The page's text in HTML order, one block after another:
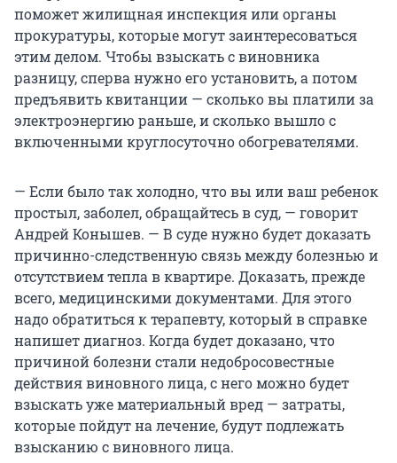
поможет жилищная инспекция или органы
прокуратуры, которые могут заинтересоваться
этим делом. Чтобы взыскать с виновника
разницу, сперва нужно его установить, а потом
предъявить квитанции — сколько вы платили за
электроэнергию раньше, и сколько вышло с
включенными круглосуточно обогревателями.
— Если было так холодно, что вы или ваш ребенок
простыл, заболел, обращайтесь в суд, — говорит
Андрей Конышев. — В суде нужно будет доказать
причинно-следственную связь между болезнью и
отсутствием тепла в квартире. Доказать, прежде
всего, медицинскими документами. Для этого
надо обратиться к терапевту, который в справке
напишет диагноз. Когда будет доказано, что
причиной болезни стали недобросовестные
действия виновного лица, с него можно будет
взыскать уже материальный вред — затраты,
которые пойдут на лечение, будут подлежать
взысканию с виновного лица.